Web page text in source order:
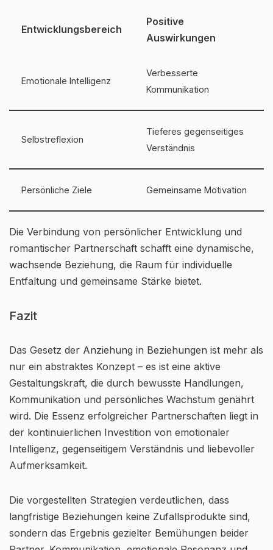
Entwicklungsbereich
Positive
Auswirkungen
Emotionale Intelligenz
Verbesserte
Kommunikation
Selbstreflexion
Tieferes gegenseitiges
Verständnis
Persönliche Ziele Gemeinsame Motivation
Die Verbindung von persönlicher Entwicklung und
romantischer Partnerschaft schafft eine dynamische,
wachsende Beziehung, die Raum für individuelle
Entfaltung und gemeinsame Stärke bietet.
Fazit
Das Gesetz der Anziehung in Beziehungen ist mehr als
nur ein abstraktes Konzept – es ist eine aktive
Gestaltungskraft, die durch bewusste Handlungen,
Kommunikation und persönliches Wachstum genährt
wird. Die Essenz erfolgreicher Partnerschaften liegt in
der kontinuierlichen Investition von emotionaler
Intelligenz, gegenseitigem Verständnis und liebevoller
Aufmerksamkeit.
Die vorgestellten Strategien verdeutlichen, dass
langfristige Beziehungen keine Zufallsprodukte sind,
sondern das Ergebnis gezielter Bemühungen beider